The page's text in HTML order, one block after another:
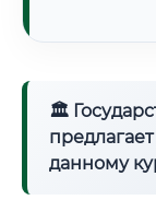
🏛
данному